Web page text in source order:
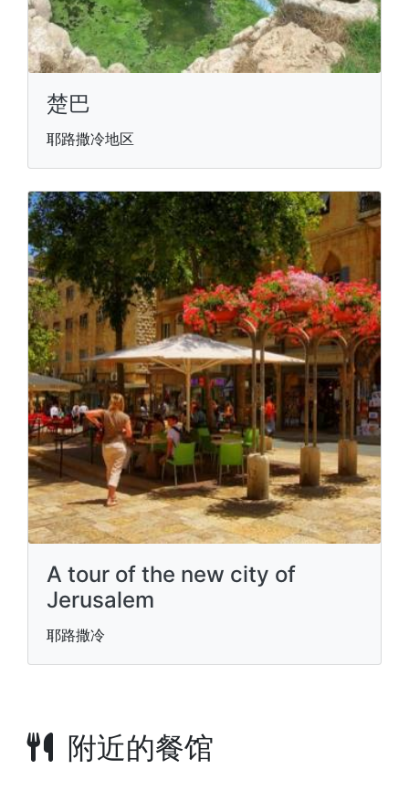
楚巴
耶路撒冷地区
A tour of the new city of
Jerusalem
耶路撒冷
附近的餐馆